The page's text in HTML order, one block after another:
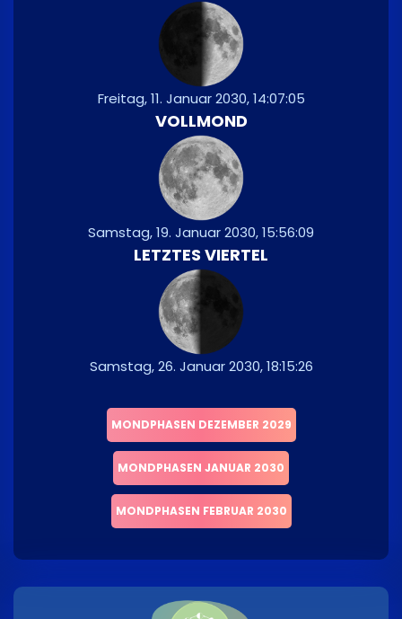
Freitag, 11. Januar 2030, 14:07:05
VOLLMOND
Samstag, 19. Januar 2030, 15:56:09
LETZTES VIERTEL
Samstag, 26. Januar 2030, 18:15:26
MONDPHASEN DEZEMBER 2029
MONDPHASEN JANUAR 2030
MONDPHASEN FEBRUAR 2030